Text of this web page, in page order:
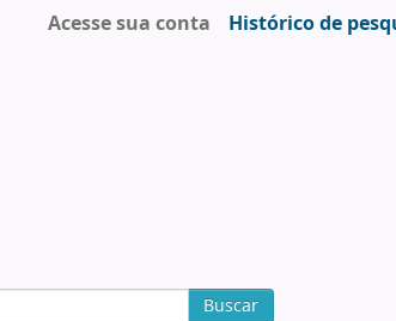
Acesse sua conta Histórico de
Buscar